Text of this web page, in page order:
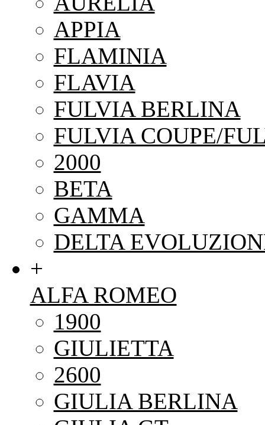
APPIA
FLAMINIA
FLAVIA
FULVIA BERLINA
FULVIA COUPE/
2000
BETA
GAMMA
DELTA
+
ALFA ROMEO
1900
GIULIETTA
2600
GIULIA BERLINA